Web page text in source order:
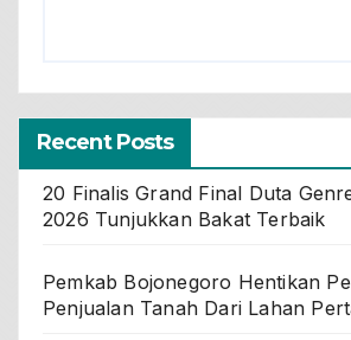
Recent Posts
20 Finalis Grand Final Duta
2026 Tunjukkan Bakat Terbaik
Pemkab Bojonegoro Hentikan
Penjualan Tanah Dari Lahan